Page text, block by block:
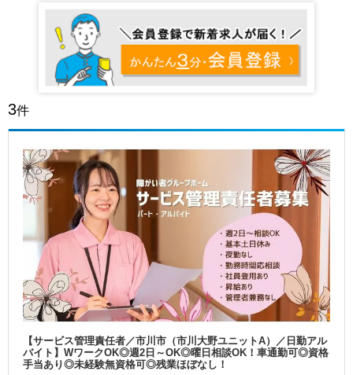
3件
【サービス管理責任者／市川市（市川大野ユニットA）／日勤アル
バイト】WワークOK◎週2日～OK◎曜日相談OK！車通勤可◎資格
手当あり◎未経験無資格可◎残業ほぼなし！